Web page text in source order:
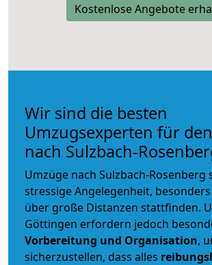
Kostenlose Angebote
Wir sind die besten
Umzugsexperten für
nach Sulzbach-
Umzüge nach Sulzbach-Rosenberg
stressige Angelegenheit,
über große Distanzen stattfinden.
Göttingen erfordern jedoch
Vorbereitung und Organisation,
sicherzustellen, dass alles